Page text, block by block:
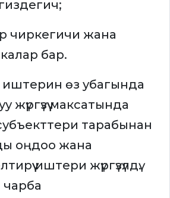
чиркегичи жана
бар.
өз убагында
жүргүзүү максатында
тарабынан
оңдоо жана
иштери жүргүзүлдү.